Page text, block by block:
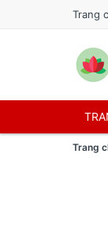
Trang
Trang